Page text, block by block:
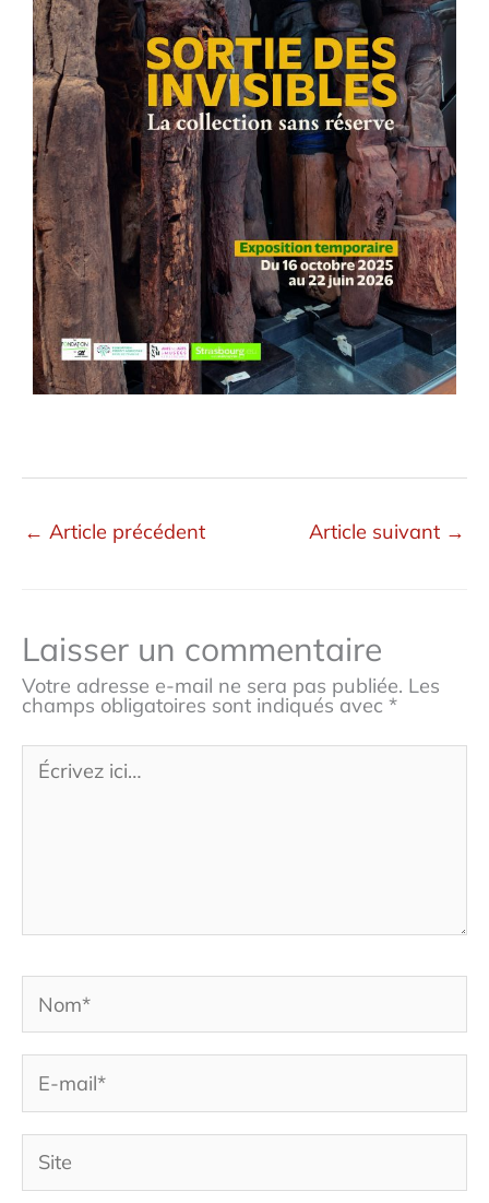
← Article précédent Article suivant →
Laisser un commentaire
Votre adresse e-mail ne sera pas publiée. Les
champs obligatoires sont indiqués avec *
Écrivez
ici…
Nom*
E-
mail*
Site